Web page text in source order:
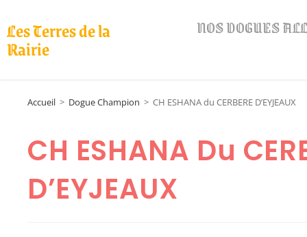
Les Terres de la
Rairie
NOS DOGUES
Accueil > Dogue Champion > CH ESHANA du CERBERE D’EYJEAUX
CH ESHANA Du
D’EYJEAUX